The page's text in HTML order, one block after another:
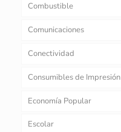
Combustible
Comunicaciones
Conectividad
Consumibles de Impresión
Economía Popular
Escolar